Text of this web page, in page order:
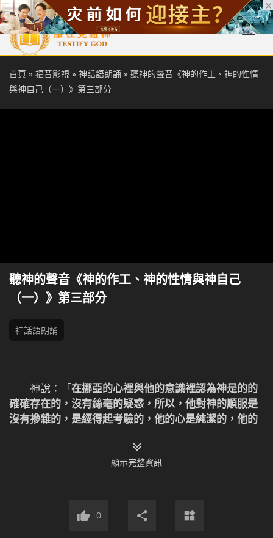
首頁 每日靈糧 天國福音 基督徒見證 信仰解答 聖經
首頁 » 福音影視 » 神話語朗誦 » 聽神的聲音《神的作工、神的性情
與神自己（一）》第三部分
聽神的聲音《神的作工、神的性情與神自己
（一）》第三部分
神話語朗誦
神說：「在挪亞的心裡與他的意識裡認為神是的的
確確存在的，沒有絲毫的疑惑，所以，他對神的順服是
沒有摻雜的，是經得起考驗的，他的心是純潔的，他的
他自己對神言聽計從，也不需要太多的事實來證實神的
存在，以便讓他能夠接受神的託付，達到神讓他做什麼
的人，神稱許的是這樣的人，這樣的人也正是神祝福的
對象。在這裡你們得著什麼啟示了嗎？人看人的外表，
顯示完整資訊
0